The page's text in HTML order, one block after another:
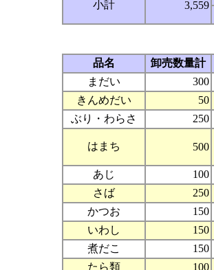
小計 3,559
品名 卸売数量計
まだい
300
きんめだい
50
ぶり・わらさ
250
はまち 500
あじ 100
さば
250
かつお
150
いわし
150
煮だこ
150
たら類
100